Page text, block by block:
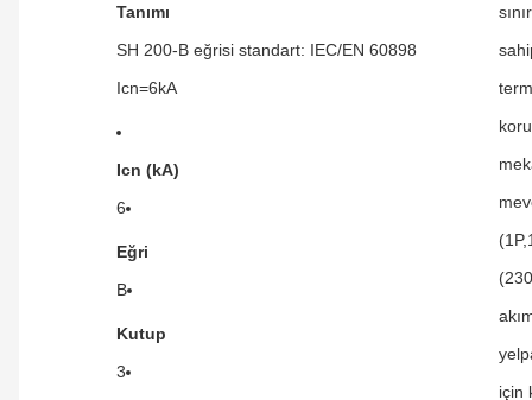
Tanımı
SH 200-B eğrisi standart: IEC/EN 60898
Icn=6kA
Icn (kA)
6
Eğri
B
Kutup
3
için